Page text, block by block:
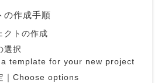
の作成手順
トの作成
選択
a template for your new project
｜Choose options